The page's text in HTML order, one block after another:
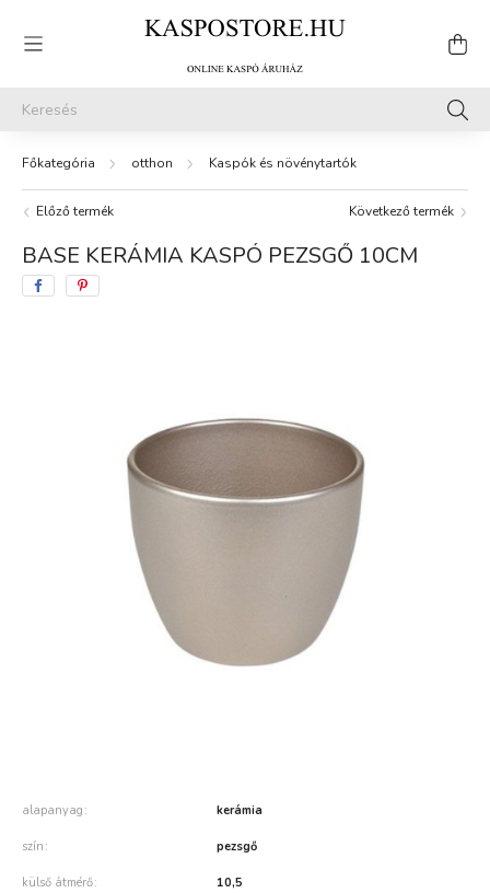
otthon Kaspók és növénytartók
Előző termék Következő termék
BASE KERÁMIA KASPÓ PEZSGŐ 10CM
alapanyag kerámia
szín pezsgő
külső átmérő 10,5